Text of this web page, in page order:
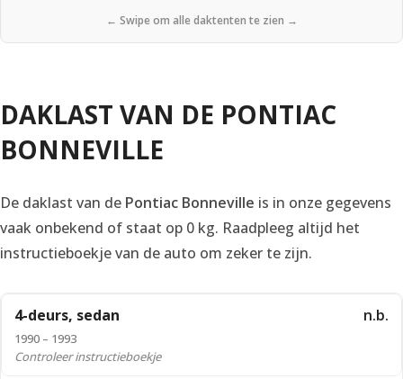
← Swipe om alle daktenten te zien →
DAKLAST VAN DE PONTIAC
BONNEVILLE
De daklast van de Pontiac Bonneville is in onze gegevens
vaak onbekend of staat op 0 kg. Raadpleeg altijd het
instructieboekje van de auto om zeker te zijn.
4-deurs, sedan
1990 – 1993
n.b.
Controleer instructieboekje